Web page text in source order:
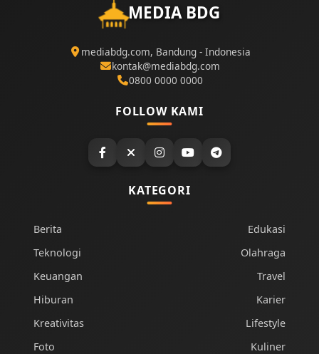
MEDIA BDG
mediabdg.com, Bandung - Indonesia
kontak@mediabdg.com
0800 0000 0000
FOLLOW KAMI
KATEGORI
Berita
Teknologi
Keuangan
Hiburan
Kreativitas
Foto
Edukasi
Olahraga
Travel
Karier
Lifestyle
Kuliner